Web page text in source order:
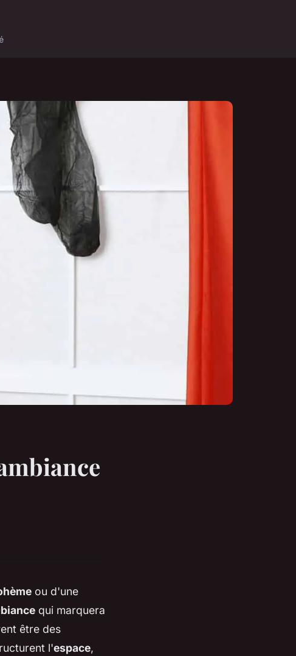
ou d'une
qui marquera
être des
l'espace,